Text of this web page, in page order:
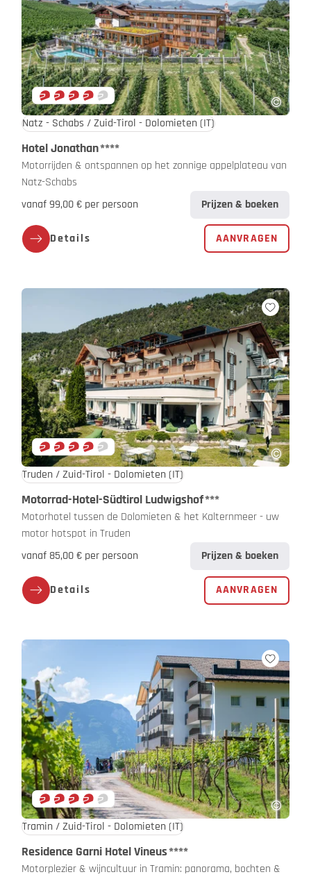
Natz - Schabs / Zuid-Tirol - Dolomieten(IT)
Hotel Jonathan****
Motorrijden & ontspannen op het zonnige appelplateau van
Natz-Schabs
vanaf 99,00 € per persoon
Prijzen & boeken
Details AANVRAGEN
Truden / Zuid-Tirol - Dolomieten(IT)
Motorrad-Hotel-Südtirol Ludwigshof***
Motorhotel tussen de Dolomieten & het Kalternmeer - uw
motor hotspot in Truden
vanaf 85,00 € per persoon
Prijzen & boeken
Details AANVRAGEN
Tramin / Zuid-Tirol - Dolomieten(IT)
Residence Garni Hotel Vineus****
Motorplezier & wijncultuur in Tramin: panorama, bochten &